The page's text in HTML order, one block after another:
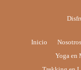
Inicio Nosotros
Yoga en